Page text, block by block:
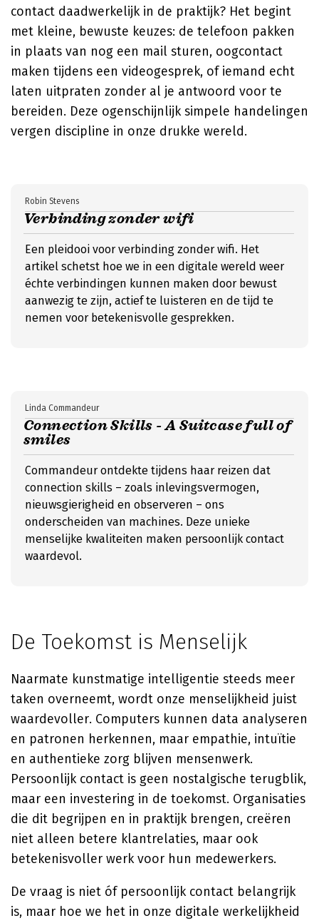
contact daadwerkelijk in de praktijk? Het begint
met kleine, bewuste keuzes: de telefoon pakken
in plaats van nog een mail sturen, oogcontact
maken tijdens een videogesprek, of iemand echt
laten uitpraten zonder al je antwoord voor te
bereiden. Deze ogenschijnlijk simpele handelingen
vergen discipline in onze drukke wereld.
Verbinding zonder wifi
Robin Stevens
Een pleidooi voor verbinding zonder wifi. Het
artikel schetst hoe we in een digitale wereld weer
échte verbindingen kunnen maken door bewust
aanwezig te zijn, actief te luisteren en de tijd te
nemen voor betekenisvolle gesprekken.
Connection Skills - A Suitcase full of
smiles
Linda Commandeur
Commandeur ontdekte tijdens haar reizen dat
connection skills – zoals inlevingsvermogen,
nieuwsgierigheid en observeren – ons
onderscheiden van machines. Deze unieke
menselijke kwaliteiten maken persoonlijk contact
waardevol.
De Toekomst is Menselijk
Naarmate kunstmatige intelligentie steeds meer
taken overneemt, wordt onze menselijkheid juist
waardevoller. Computers kunnen data analyseren
en patronen herkennen, maar empathie, intuïtie
en authentieke zorg blijven mensenwerk.
Persoonlijk contact is geen nostalgische terugblik,
maar een investering in de toekomst. Organisaties
die dit begrijpen en in praktijk brengen, creëren
niet alleen betere klantrelaties, maar ook
betekenisvoller werk voor hun medewerkers.
De vraag is niet óf persoonlijk contact belangrijk
is, maar hoe we het in onze digitale werkelijkheid